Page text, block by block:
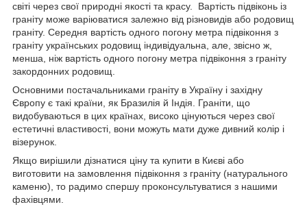
світі через свої природні якості та красу. Вартість підвіконь із
граніту може варіюватися залежно від різновидів або родовищ
граніту. Середня вартість одного погону метра підвіконня з
граніту українських родовищ індивідуальна, але, звісно ж,
менша, ніж вартість одного погону метра підвіконня з граніту
закордонних родовищ.
Основними постачальниками граніту в Україну і західну
Європу є такі країни, як Бразилія й Індія. Граніти, що
видобуваються в цих країнах, високо цінуються через свої
естетичні властивості, вони можуть мати дуже дивний колір і
візерунок.
Якщо вирішили дізнатися ціну та купити в Києві або
виготовити на замовлення підвіконня з граніту (натурального
каменю), то радимо спершу проконсультуватися з нашими
фахівцями.